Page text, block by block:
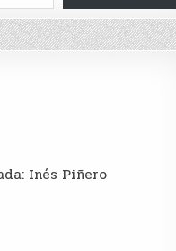
Inés Piñero